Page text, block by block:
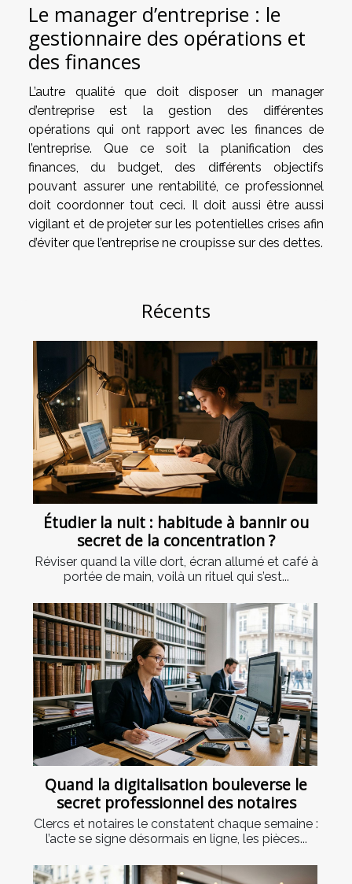
Le manager d’entreprise : le
gestionnaire des opérations et
des finances
L’autre qualité que doit disposer un manager
d’entreprise est la gestion des différentes
opérations qui ont rapport avec les finances de
l’entreprise. Que ce soit la planification des
finances, du budget, des différents objectifs
pouvant assurer une rentabilité, ce professionnel
doit coordonner tout ceci. Il doit aussi être aussi
vigilant et de projeter sur les potentielles crises afin
d’éviter que l’entreprise ne croupisse sur des dettes.
Récents
Étudier la nuit : habitude à bannir ou
secret de la concentration ?
Réviser quand la ville dort, écran allumé et café à
portée de main, voilà un rituel qui s’est...
Quand la digitalisation bouleverse le
secret professionnel des notaires
Clercs et notaires le constatent chaque semaine :
l’acte se signe désormais en ligne, les pièces...